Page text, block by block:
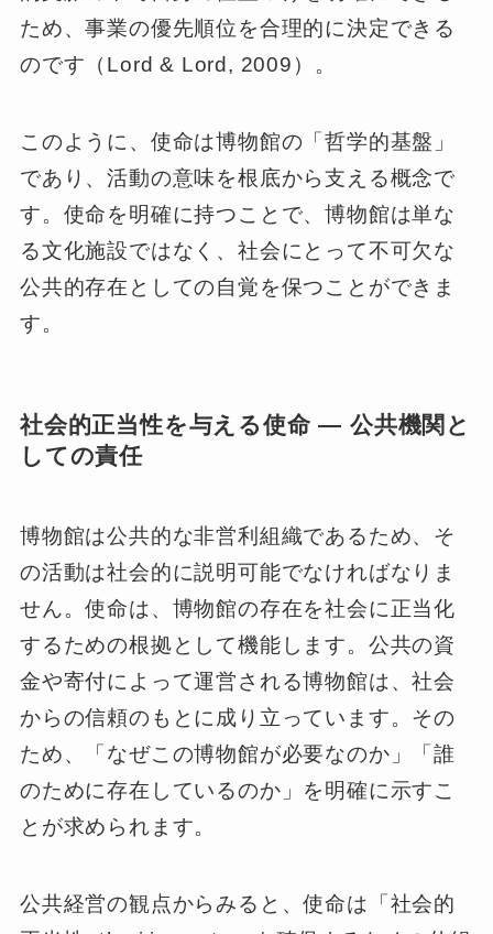
ため、事業の優先順位を合理的に決定できる
のです（Lord & Lord, 2009）。
このように、使命は博物館の「哲学的基盤」
であり、活動の意味を根底から支える概念で
す。使命を明確に持つことで、博物館は単な
る文化施設ではなく、社会にとって不可欠な
公共的存在としての自覚を保つことができま
す。
社会的正当性を与える使命 ― 公共機関と
しての責任
博物館は公共的な非営利組織であるため、そ
の活動は社会的に説明可能でなければなりま
せん。使命は、博物館の存在を社会に正当化
するための根拠として機能します。公共の資
金や寄付によって運営される博物館は、社会
からの信頼のもとに成り立っています。その
ため、「なぜこの博物館が必要なのか」「誰
のために存在しているのか」を明確に示すこ
とが求められます。
公共経営の観点からみると、使命は「社会的